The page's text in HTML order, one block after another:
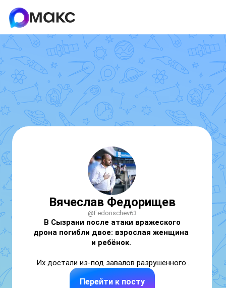
Вячеслав Федорищев
@Fedorischev63
В Сызрани после атаки вражеского
дрона погибли двое: взрослая женщина
и ребёнок.
Их достали из-под завалов разрушенного
подъезда. Это наше общее горе.
Родным окажем и моральную, и
Перейти к посту